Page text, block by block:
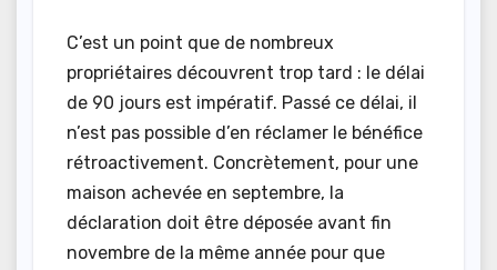
C’est un point que de nombreux
propriétaires découvrent trop tard : le délai
de 90 jours est impératif. Passé ce délai, il
n’est pas possible d’en réclamer le bénéfice
rétroactivement. Concrètement, pour une
maison achevée en septembre, la
déclaration doit être déposée avant fin
novembre de la même année pour que